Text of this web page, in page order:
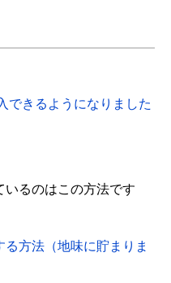
できるようになりました
いるのはこの方法です
方法（地味に貯まりま